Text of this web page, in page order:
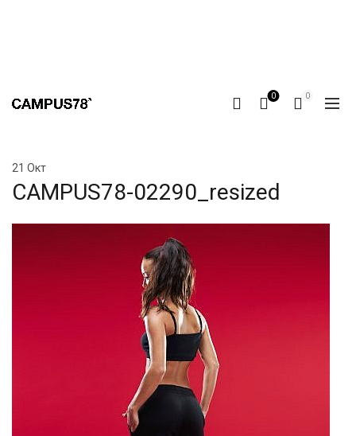
0 0
21 Окт
CAMPUS78-02290_resized